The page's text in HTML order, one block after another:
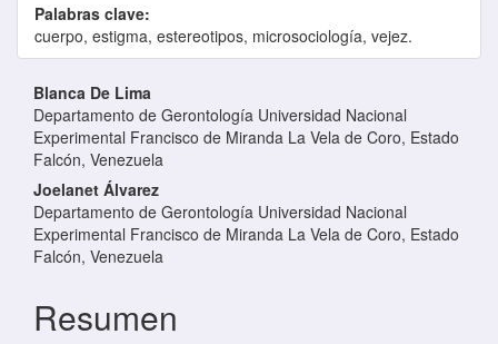
Palabras clave:
cuerpo, estigma, estereotipos, microsociología, vejez.
Contenido principal del artículo
Blanca De Lima
Departamento de Gerontología Universidad Nacional
Experimental Francisco de Miranda La Vela de Coro, Estado
Falcón, Venezuela
Joelanet Álvarez
Departamento de Gerontología Universidad Nacional
Experimental Francisco de Miranda La Vela de Coro, Estado
Falcón, Venezuela
Resumen